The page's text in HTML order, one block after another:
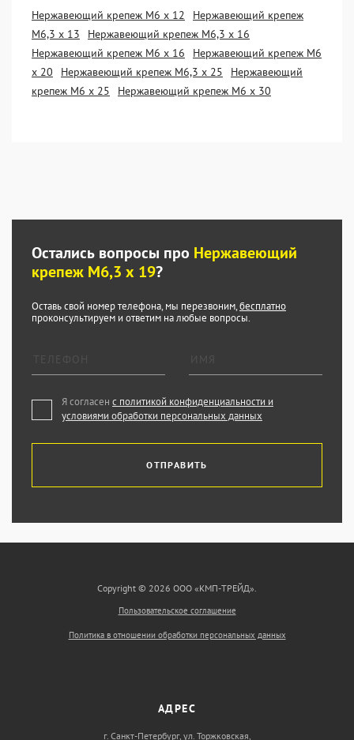
Нержавеющий крепеж М6 х 12
Нержавеющий крепеж
М6,3 х 13
Нержавеющий крепеж М6,3 х 16
Нержавеющий крепеж М6 х 16
Нержавеющий крепеж М6
х 20
Нержавеющий крепеж М6,3 х 25
Нержавеющий
крепеж М6 х 25
Нержавеющий крепеж М6 х 30
Остались вопросы про Нержавеющий
крепеж М6,3 х 19?
Оставь свой номер телефона, мы перезвоним,бесплатно
проконсультируем и ответим на любые вопросы.
Я согласен с политикой конфиденциальности и
условиями обработки персональных данных
ОТПРАВИТЬ
Copyright © 2026 ООО «КМП-ТРЕЙД».
Пользовательское соглашение
Политика в отношении обработки персональных данных
АДРЕС
г. Санкт-Петербург, ул. Торжковская,